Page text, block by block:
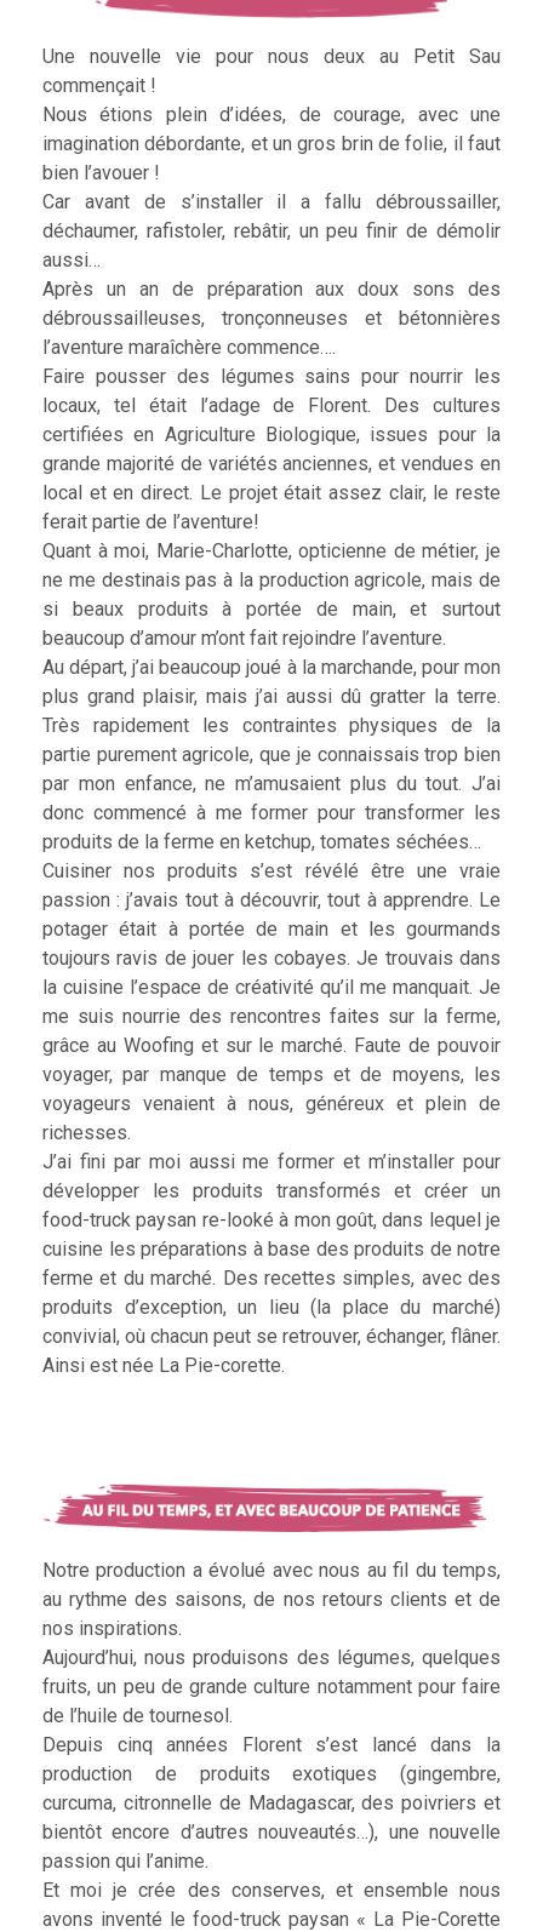
Une nouvelle vie pour nous deux au Petit Sau
commençait !
Nous étions plein d’idées, de courage, avec une
imagination débordante, et un gros brin de folie, il faut
bien l’avouer !
Car avant de s’installer il a fallu débroussailler,
déchaumer, rafistoler, rebâtir, un peu finir de démolir
aussi…
Après un an de préparation aux doux sons des
débroussailleuses, tronçonneuses et bétonnières
l’aventure maraîchère commence….
Faire pousser des légumes sains pour nourrir les
locaux, tel était l’adage de Florent. Des cultures
certifiées en Agriculture Biologique, issues pour la
grande majorité de variétés anciennes, et vendues en
local et en direct. Le projet était assez clair, le reste
ferait partie de l’aventure!
Quant à moi, Marie-Charlotte, opticienne de métier, je
ne me destinais pas à la production agricole, mais de
si beaux produits à portée de main, et surtout
beaucoup d’amour m’ont fait rejoindre l’aventure.
Au départ, j’ai beaucoup joué à la marchande, pour mon
plus grand plaisir, mais j’ai aussi dû gratter la terre.
Très rapidement les contraintes physiques de la
partie purement agricole, que je connaissais trop bien
par mon enfance, ne m’amusaient plus du tout. J’ai
donc commencé à me former pour transformer les
produits de la ferme en ketchup, tomates séchées…
Cuisiner nos produits s’est révélé être une vraie
passion : j’avais tout à découvrir, tout à apprendre. Le
potager était à portée de main et les gourmands
toujours ravis de jouer les cobayes. Je trouvais dans
la cuisine l’espace de créativité qu’il me manquait. Je
me suis nourrie des rencontres faites sur la ferme,
grâce au Woofing et sur le marché. Faute de pouvoir
voyager, par manque de temps et de moyens, les
voyageurs venaient à nous, généreux et plein de
richesses.
J’ai fini par moi aussi me former et m’installer pour
développer les produits transformés et créer un
food-truck paysan re-looké à mon goût, dans lequel je
cuisine les préparations à base des produits de notre
ferme et du marché. Des recettes simples, avec des
produits d’exception, un lieu (la place du marché)
convivial, où chacun peut se retrouver, échanger, flâner.
Ainsi est née La Pie-corette.
Notre production a évolué avec nous au fil du temps,
au rythme des saisons, de nos retours clients et de
nos inspirations.
Aujourd’hui, nous produisons des légumes, quelques
fruits, un peu de grande culture notamment pour faire
de l’huile de tournesol.
Depuis cinq années Florent s’est lancé dans la
production de produits exotiques (gingembre,
curcuma, citronnelle de Madagascar, des poivriers et
bientôt encore d’autres nouveautés…), une nouvelle
passion qui l’anime.
Et moi je crée des conserves, et ensemble nous
avons inventé le food-truck paysan « La Pie-Corette